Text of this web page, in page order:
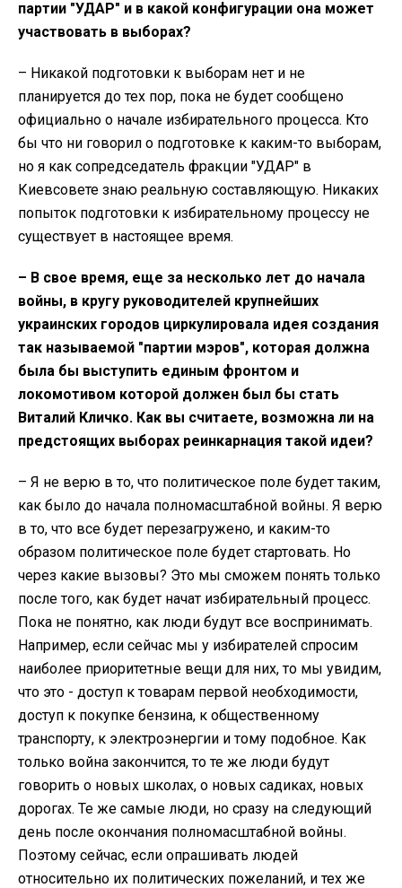
партии "УДАР" и в какой конфигурации она может
участвовать в выборах?
– Никакой подготовки к выборам нет и не
планируется до тех пор, пока не будет сообщено
официально о начале избирательного процесса. Кто
бы что ни говорил о подготовке к каким-то выборам,
но я как сопредседатель фракции "УДАР" в
Киевсовете знаю реальную составляющую. Никаких
попыток подготовки к избирательному процессу не
существует в настоящее время.
– В свое время, еще за несколько лет до начала
войны, в кругу руководителей крупнейших
украинских городов циркулировала идея создания
так называемой "партии мэров", которая должна
была бы выступить единым фронтом и
локомотивом которой должен был бы стать
Виталий Кличко. Как вы считаете, возможна ли на
предстоящих выборах реинкарнация такой идеи?
– Я не верю в то, что политическое поле будет таким,
как было до начала полномасштабной войны. Я верю
в то, что все будет перезагружено, и каким-то
образом политическое поле будет стартовать. Но
через какие вызовы? Это мы сможем понять только
после того, как будет начат избирательный процесс.
Пока не понятно, как люди будут все воспринимать.
Например, если сейчас мы у избирателей спросим
наиболее приоритетные вещи для них, то мы увидим,
что это - доступ к товарам первой необходимости,
доступ к покупке бензина, к общественному
транспорту, к электроэнергии и тому подобное. Как
только война закончится, то те же люди будут
говорить о новых школах, о новых садиках, новых
дорогах. Те же самые люди, но сразу на следующий
день после окончания полномасштабной войны.
Поэтому сейчас, если опрашивать людей
относительно их политических пожеланий, и тех же